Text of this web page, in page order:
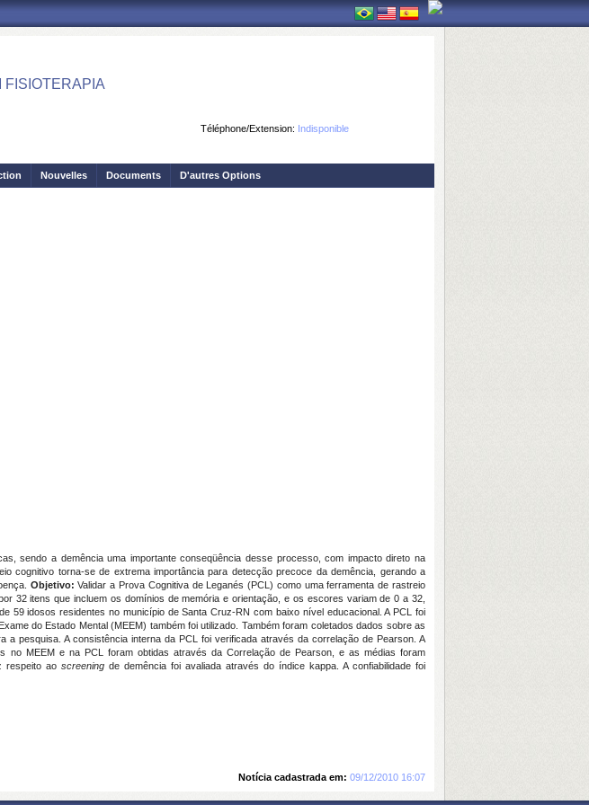
FISIOTERAPIA
Téléphone/Extension: Indisponible
Nouvelles Documents D'autres Options
sendo a demência uma importante conseqüência desse processo, com impacto direto na
cognitivo torna-se de extrema importância para detecção precoce da demência, gerando a
Objetivo: Validar a Prova Cognitiva de Leganés (PCL) como uma ferramenta de rastreio
32 itens que incluem os domínios de memória e orientação, e os escores variam de 0 a 32,
59 idosos residentes no município de Santa Cruz-RN com baixo nível educacional. A PCL foi
do Estado Mental (MEEM) também foi utilizado. Também foram coletados dados sobre as
pesquisa. A consistência interna da PCL foi verificada através da correlação de Pearson. A
MEEM e na PCL foram obtidas através da Correlação de Pearson, e as médias foram
respeito aoscreening de demência foi avaliada através do índice kappa. A confiabilidade foi
Notícia cadastrada em: 09/12/2010 16:07